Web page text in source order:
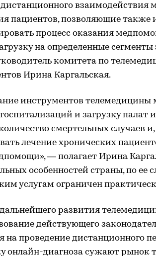
взаимодействия
пациентов, позволяющие также
процесс оказания
на определенные
комитета по
Ирина Каргальская.
инструментов телемедицины
и загрузку палат
смертельных случаев
лечение хронических
— полагает Ирина
особенностей страны, по ее
услугам ограничен
развития
действующего
на проведение дистанционного
онлайн-диагноза сужают рынок